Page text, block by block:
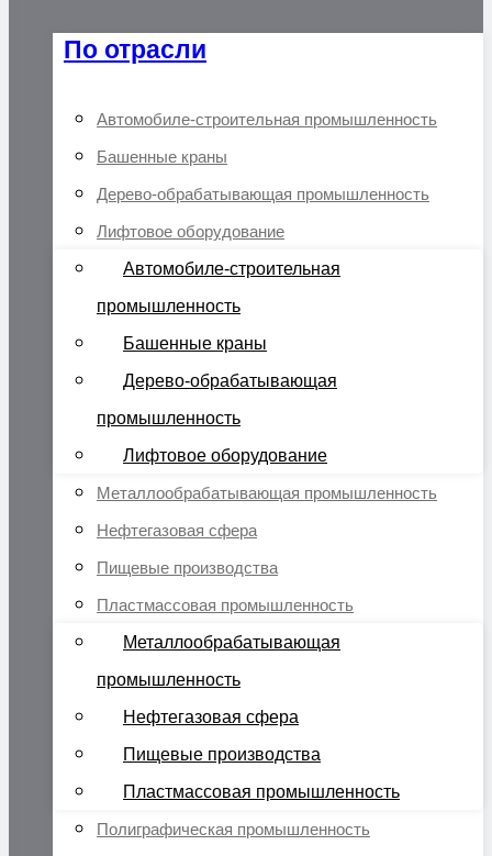
По отрасли
Автомобиле-строительная промышленность
Башенные краны
Дерево-обрабатывающая промышленность
Лифтовое оборудование
Автомобиле-строительная
промышленность
Башенные краны
Дерево-обрабатывающая
промышленность
Лифтовое оборудование
Металлообрабатывающая промышленность
Нефтегазовая сфера
Пищевые производства
Пластмассовая промышленность
Металлообрабатывающая
промышленность
Нефтегазовая сфера
Пищевые производства
Пластмассовая промышленность
Полиграфическая промышленность